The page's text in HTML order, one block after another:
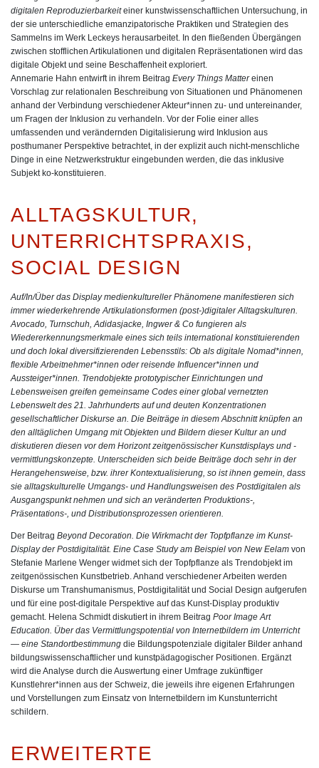
digitalen Reproduzierbarkeit einer kunstwissenschaftlichen Untersuchung, in
der sie unterschiedliche emanzipatorische Praktiken und Strategien des
Sammelns im Werk Leckeys herausarbeitet. In den fließenden Übergängen
zwischen stofflichen Artikulationen und digitalen Repräsentationen wird das
digitale Objekt und seine Beschaffenheit exploriert.
Annemarie Hahn entwirft in ihrem Beitrag Every Things Matter einen
Vorschlag zur relationalen Beschreibung von Situationen und Phänomenen
anhand der Verbindung verschiedener Akteur*innen zu- und untereinander,
um Fragen der Inklusion zu verhandeln. Vor der Folie einer alles
umfassenden und verändernden Digitalisierung wird Inklusion aus
posthumaner Perspektive betrachtet, in der explizit auch nicht-menschliche
Dinge in eine Netzwerkstruktur eingebunden werden, die das inklusive
Subjekt ko-konstituieren.
ALLTAGSKULTUR,
UNTERRICHTSPRAXIS,
SOCIAL DESIGN
Auf/In/Über das Display medienkultureller Phänomene manifestieren sich
immer wiederkehrende Artikulationsformen (post-)digitaler Alltagskulturen.
Avocado, Turnschuh, Adidasjacke, Ingwer & Co fungieren als
Wiedererkennungsmerkmale eines sich teils international konstituierenden
und doch lokal diversifizierenden Lebensstils: Ob als digitale Nomad*innen,
flexible Arbeitnehmer*innen oder reisende Influencer*innen und
Aussteiger*innen. Trendobjekte prototypischer Einrichtungen und
Lebensweisen greifen gemeinsame Codes einer global vernetzten
Lebenswelt des 21. Jahrhunderts auf und deuten Konzentrationen
gesellschaftlicher Diskurse an. Die Beiträge in diesem Abschnitt knüpfen an
den alltäglichen Umgang mit Objekten und Bildern dieser Kultur an und
diskutieren diesen vor dem Horizont zeitgenössischer Kunstdisplays und -
vermittlungskonzepte. Unterscheiden sich beide Beiträge doch sehr in der
Herangehensweise, bzw. ihrer Kontextualisierung, so ist ihnen gemein, dass
sie alltagskulturelle Umgangs- und Handlungsweisen des Postdigitalen als
Ausgangspunkt nehmen und sich an veränderten Produktions-,
Präsentations-, und Distributionsprozessen orientieren.
Der Beitrag Beyond Decoration. Die Wirkmacht der Topfpflanze im Kunst-
Display der Postdigitalität. Eine Case Study am Beispiel von New Eelam von
Stefanie Marlene Wenger widmet sich der Topfpflanze als Trendobjekt im
zeitgenössischen Kunstbetrieb. Anhand verschiedener Arbeiten werden
Diskurse um Transhumanismus, Postdigitalität und Social Design aufgerufen
und für eine post-digitale Perspektive auf das Kunst-Display produktiv
gemacht. Helena Schmidtdiskutiert in ihrem Beitrag Poor Image Art
Education. Über das Vermittlungspotential von Internetbildern im Unterricht
— eine Standortbestimmung die Bildungspotenziale digitaler Bilder anhand
bildungswissenschaftlicher und kunstpädagogischer Positionen. Ergänzt
wird die Analyse durch die Auswertung einer Umfrage zukünftiger
Kunstlehrer*innen aus der Schweiz, die jeweils ihre eigenen Erfahrungen
und Vorstellungen zum Einsatz von Internetbildern im Kunstunterricht
schildern.
ERWEITERTE